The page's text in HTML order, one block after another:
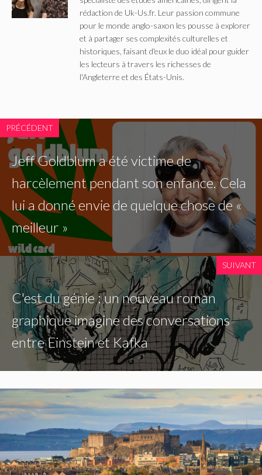
rédaction de Uk-Us.fr. Leur passion commune
pour le monde anglo-saxon les pousse à explorer
et à partager ses complexités culturelles et
historiques, faisant d'eux le duo idéal pour guider
les lecteurs à travers les richesses de
l'Angleterre et des États-Unis.
PRÉCÉDENT
Jeff Goldblum a été victime de
harcèlement pendant son enfance. Cela
lui a donné envie de quelque chose de «
meilleur »
SUIVANT
C'est du génie : un nouveau roman
graphique imagine des conversations
entre Einstein et Kafka